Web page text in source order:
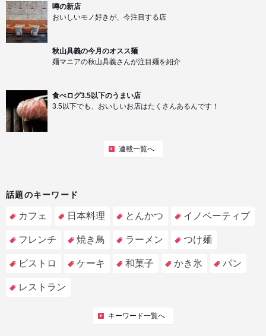
噂の新店
おいしいモノ好きが、今注目する店
秋山具義の今月のオスス麺
麺マニアの秋山具義さんが注目麺を紹介
食べログ3.5以下のうまい店
3.5以下でも、おいしいお店はたくさんあるんです！
連載一覧へ
話題のキーワード
カフェ 日本料理 とんかつ イノベーティブ
フレンチ 焼き鳥 ラーメン つけ麺
ビストロ ケーキ 和菓子 かき氷 パン
レストラン
キーワード一覧へ